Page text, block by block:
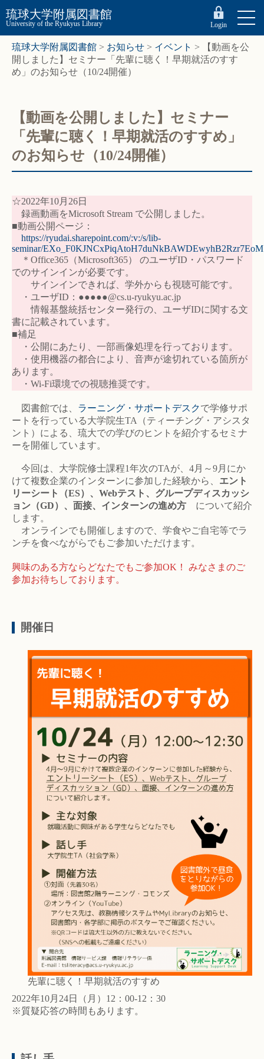
琉球大学附属図書館
University of the Ryukyus Library Login
琉球大学附属図書館 > お知らせ > イベント >
【動画を公
開しました】セミナー「先輩に聴く！早期就活のすす
め」のお知らせ（10/24開催）
【動画を公開しました】セミナー
「先輩に聴く！早期就活のすすめ」
のお知らせ（10/24開催）
☆2022年10月26日
録画動画をMicrosoft Stream で公開しました。
■動画公開ページ：
https://ryudai.sharepoint.com/:v:/s/lib-
seminar/
＊Office365（Microsoft365） のユーザID・パスワード
でのサインインが必要です。
サインインできれば、学外からも視聴可能です。
・ユーザID：●●●●●@cs.u-ryukyu.ac.jp
情報基盤統括センター発行の、ユーザIDに関する文
書に記載されています。
■補足
・公開にあたり、一部画像処理を行っております。
・使用機器の都合により、音声が途切れている箇所が
あります。
・Wi-Fi環境での視聴推奨です。
図書館では、 ラーニング・サポートデスクで学修サポ
ートを行っている大学院生TA（ティーチング・アシスタ
ント）による、琉大での学びのヒントを紹介するセミナ
ーを開催しています。
今回は、大学院修士課程1年次のTAが、4月～9月にか
けて複数企業のインターンに参加した経験から、 エント
リーシート（ES）、Webテスト、グループディスカッシ
ョン（GD）、面接、インターンの進め方 について紹介
します。
オンラインでも開催しますので、学食やご自宅等でラ
ンチを食べながらでもご参加いただけます。
興味のある方ならどなたでもご参加OK！ みなさまのご
参加お待ちしております。
開催日
先輩に聴く！早期就活のすすめ
2022年10月24日（月）12：00-12：30
※質疑応答の時間もあります。